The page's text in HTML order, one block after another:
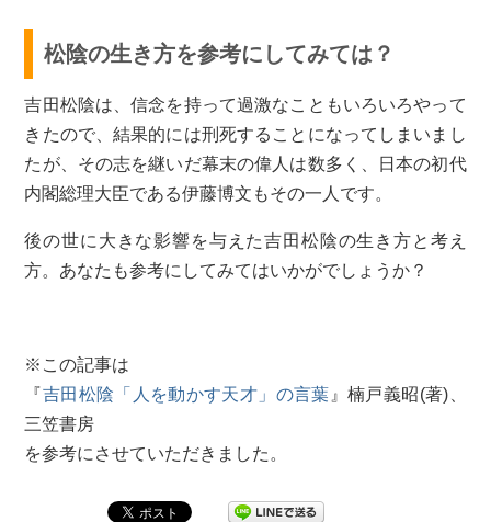
松陰の生き方を参考にしてみては？
吉田松陰は、信念を持って過激なこともいろいろやって
きたので、結果的には刑死することになってしまいまし
たが、その志を継いだ幕末の偉人は数多く、日本の初代
内閣総理大臣である伊藤博文もその一人です。
後の世に大きな影響を与えた吉田松陰の生き方と考え
方。あなたも参考にしてみてはいかがでしょうか？
※この記事は
『吉田松陰「人を動かす天才」の言葉 』楠戸義昭(著)、
三笠書房
を参考にさせていただきました。